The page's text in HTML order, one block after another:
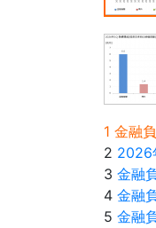
1 金融
2 2026
3 金融
4 金融
5 金融